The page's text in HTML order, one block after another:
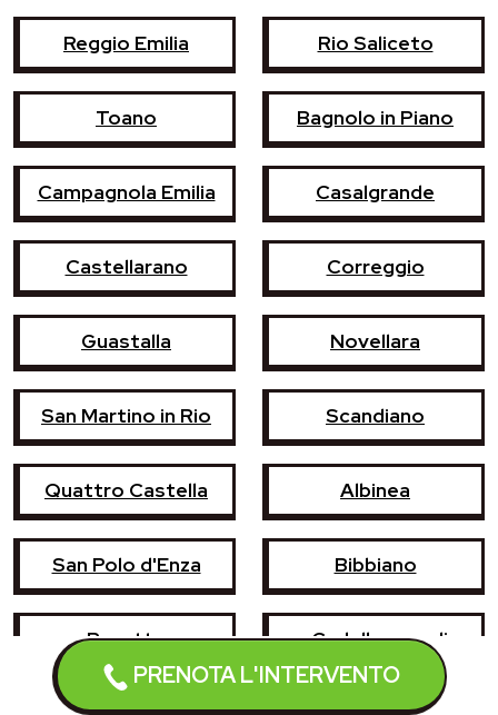
PRENOTA L'INTERVENTO
Reggio Emilia Rio Saliceto
Toano Bagnolo in Piano
Campagnola Emilia Casalgrande
Castellarano Correggio
Guastalla Novellara
San Martino in Rio Scandiano
Quattro Castella Albinea
San Polo d'Enza Bibbiano
Boretto
Cadelbosco di
Sopra